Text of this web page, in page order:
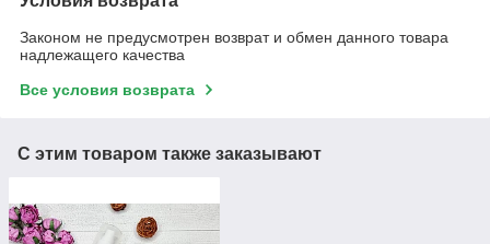
Законом не предусмотрен возврат и обмен данного товара
надлежащего качества
Все условия возврата
С этим товаром также заказывают